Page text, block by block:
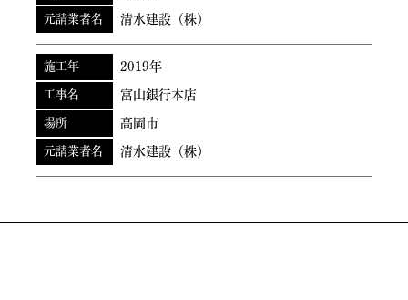
元請業者名 清水建設（株）
施工年 2019年
工事名 富山銀行本店
場所 高岡市
元請業者名 清水建設（株）